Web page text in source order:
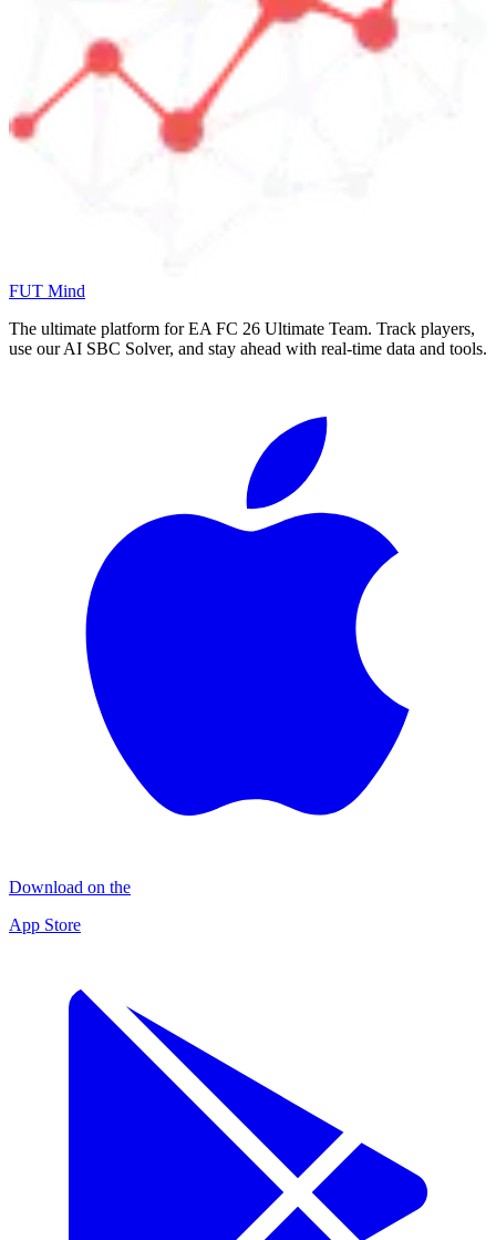
FUT Mind
The ultimate platform for EA FC 26 Ultimate Team. Track players,
use our AI SBC Solver, and stay ahead with real-time data and tools.
Download on the
App Store